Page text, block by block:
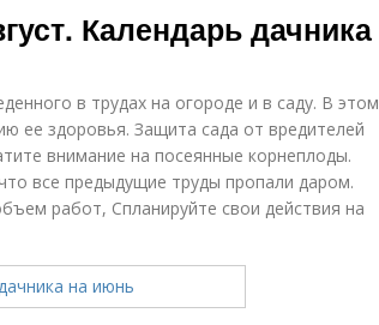
Календарь дачника
в трудах на огороде и в саду. В этом
ее здоровья. Защита сада от вредителей
внимание на посеянные корнеплоды.
все предыдущие труды пропали даром.
работ, Спланируйте свои действия на